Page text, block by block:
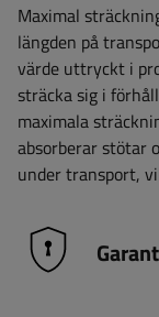
Maximal
längden på
värde uttryckt i
sträcka sig i
maximala
absorberar stötar
under transport,